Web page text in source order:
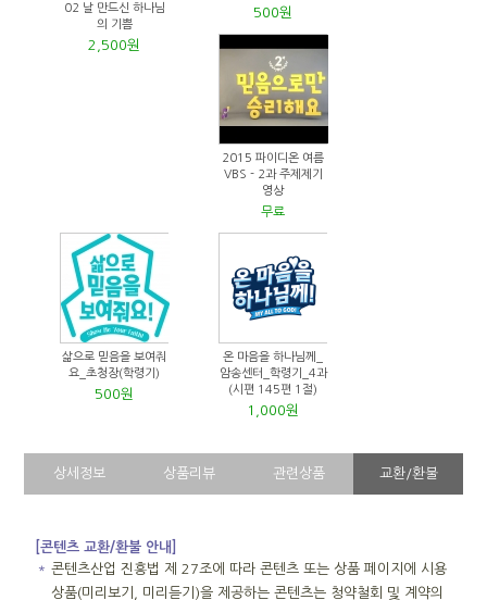
02 날 만드신 하나님
의 기쁨
2,500원
500원
2015 파이디온 여름
VBS - 2과 주제제기
영상
무료
삶으로 믿음을 보여줘
요_초청장(학령기)
500원
온 마음을 하나님께_
암송센터_학령기_4과
(시편 145편 1절)
1,000원
상세정보 상품리뷰 관련상품 교환/환불
[콘텐츠 교환/환불 안내]
＊ 콘텐츠산업 진흥법 제 27조에 따라 콘텐츠 또는 상품 페이지에 시용
상품(미리보기, 미리듣기)을 제공하는 콘텐츠는 청약철회 및 계약의